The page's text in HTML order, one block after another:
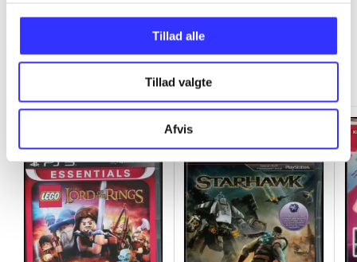
Tillad alle
Tillad valgte
Afvis
Minder om